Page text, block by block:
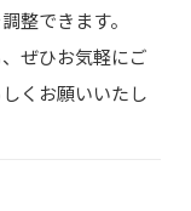
整できます。
ぜひお気軽にご
くお願いいたし